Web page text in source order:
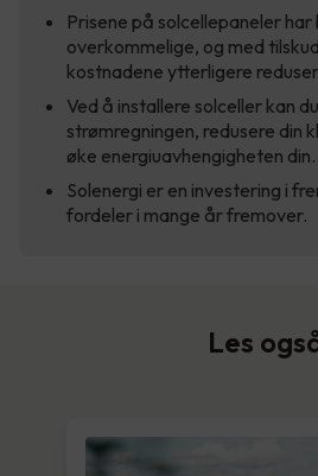
Prisene på solcellepaneler
overkommelige, og med
kostnadene ytterligere
Ved å installere solceller kan
strømregningen, redusere din
øke energiuavhengigheten din.
Solenergi er en investering i
fordeler i mange år fremover.
Les